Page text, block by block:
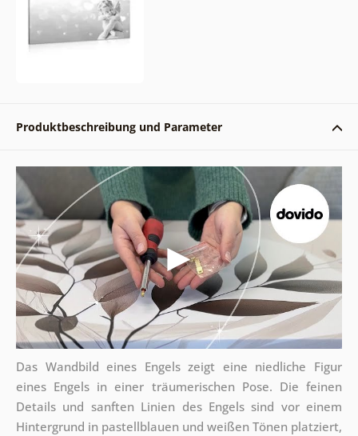
Produktbeschreibung und Parameter
Das Wandbild eines Engels zeigt eine niedliche Figur
eines Engels in einer träumerischen Pose. Die feinen
Details und sanften Linien des Engels sind vor einem
Hintergrund in pastellblauen und weißen Tönen platziert,